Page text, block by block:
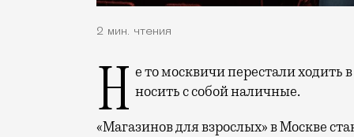
2 мин. чтения
Не то москвичи перестали ходить в магазины интим-класса, не то перестали носить с собой наличные.
«Магазинов для взрослых» в Москве